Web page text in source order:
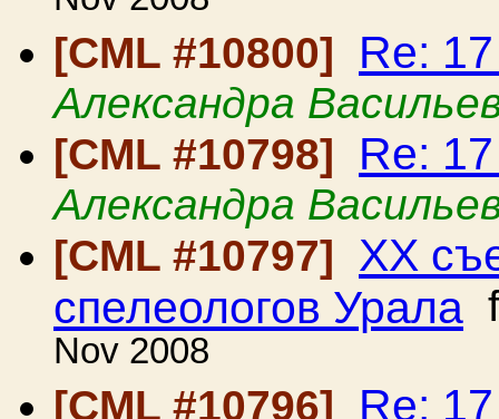
[CML #10800]
Re:
Александра
[CML #10798]
Re:
Александра
[CML #10797]
ХХ
спелеологов Урала
Nov 2008
[CML #10796]
Re: